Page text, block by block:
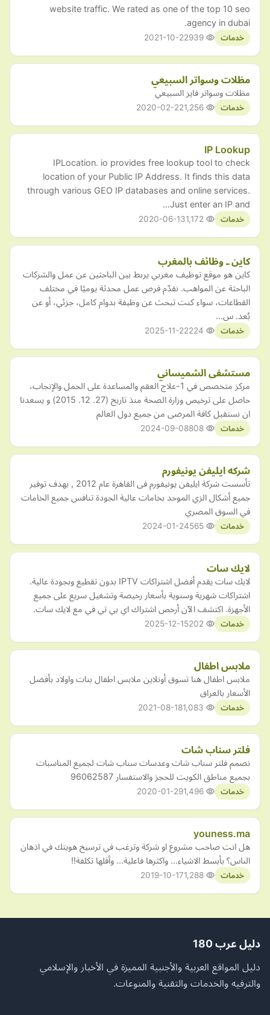
website traffic. We rated as one of the top 10 seo
agency in dubai.
خدمات 2021-10-22
مظلات وسواتر السبيعي
مظلات وسواتر فايز السبيعي
خدمات 2020-02-22
IP Lookup
IPLocation. io provides free lookup tool to check
location of your Public IP Address. It finds this data
through various GEO IP databases and online services.
Just enter an IP and…
خدمات 2020-06-13
كاين ـ وظائف بالمغرب
كاين هو موقع توظيف مغربي يربط بين الباحثين عن عمل والشركات
الباحثة عن المواهب. نقدّم فرص عمل محدثة يوميًا في مختلف
القطاعات، سواء كنت تبحث عن وظيفة بدوام كامل، جزئي، أو عن
بُعد. س…
خدمات 2025-11-22
مستشفى الشميساني
مركز متخصص في 1-علاج العقم والمساعدة على الحمل والإنجاب،
حاصل على ترخيص وزارة الصحة منذ تاريخ (27. 12. 2015) و يسعدنا
ان نستقبل كافة المرضى من جميع دول العالم
خدمات 2024-09-08
شركه ايليفن يونيفورم
تأسست شركة ايليفن يونيفورم فى القاهرة عام 2012 , بهدف توفير
جميع أشكال الزي الموحد بخامات عالية الجودة تنافس جميع الخامات
في السوق المصري
خدمات 2024-01-24
لايك سات
لايك سات يقدم أفضل اشتراكات IPTV بدون تقطيع وبجودة عالية.
اشتراكات شهرية وسنوية بأسعار رخيصة وتشغيل سريع على جميع
الأجهزة. اكتشف الآن أرخص اشتراك اي بي تي في مع لايك سات.
خدمات 2025-12-15
ملابس اطفال
ملابس اطفال هنا تسوق أونلاين ملابس اطفال بنات واولاد بأفضل
الأسعار بالعراق
خدمات 2021-08-18
فلتر سناب شات
نصمم فلتر سناب شات وعدسات سناب شات لجميع المناسبات
بجميع مناطق الكويت للحجز والاستفسار 96062587
خدمات 2020-01-29
youness.ma
هل انت صاحب مشروع او شركة وترغب في ترسيخ هويتك في اذهان
الناس؟ بأبسط الاشياء... واكثرها فاعلية... وأقلها تكلفة!!
خدمات 2019-10-17
دليل عرب 180
دليل المواقع العربية والأجنبية المميزة في الأخبار والإسلامي
والترفيه والخدمات والتقنية والمنوعات.